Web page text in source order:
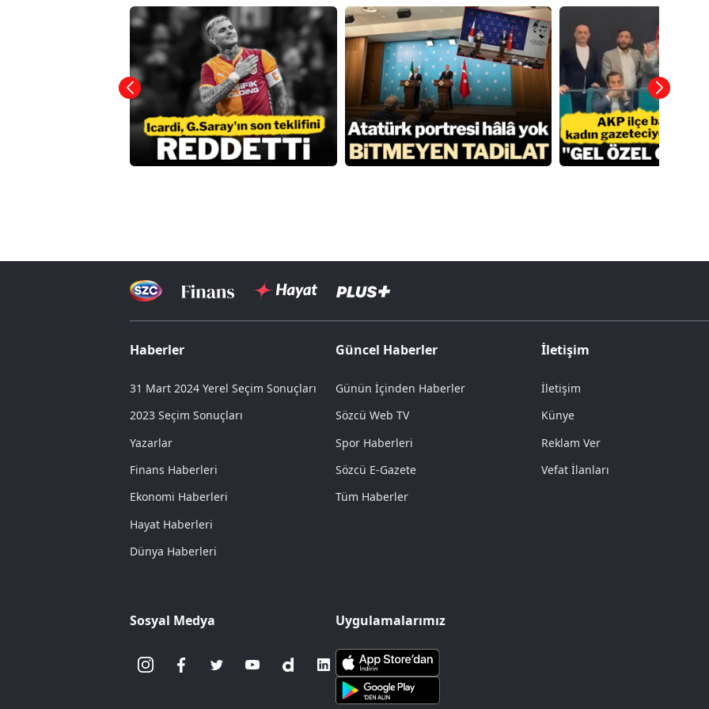
Haberler
31 Mart 2024 Yerel Seçim Sonuçları
2023 Seçim Sonuçları
Yazarlar
Finans Haberleri
Ekonomi Haberleri
Hayat Haberleri
Dünya Haberleri
Güncel Haberler
Günün İçinden Haberler
Sözcü Web TV
Spor Haberleri
Sözcü E-Gazete
Tüm Haberler
İletişim
İletişim
Künye
Reklam Ver
Vefat İlanları
Sosyal Medya Uygulamalarımız